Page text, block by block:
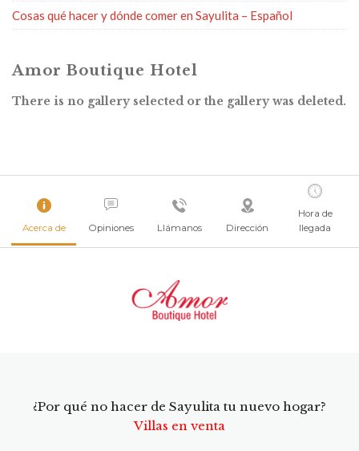
Cosas qué hacer y dónde comer en Sayulita – Español
Amor Boutique Hotel
There is no gallery selected or the gallery was deleted.
Acerca de Opiniones Llámanos Dirección
Hora de
llegada
¿Por qué no hacer de Sayulita tu nuevo hogar?
Villas en venta